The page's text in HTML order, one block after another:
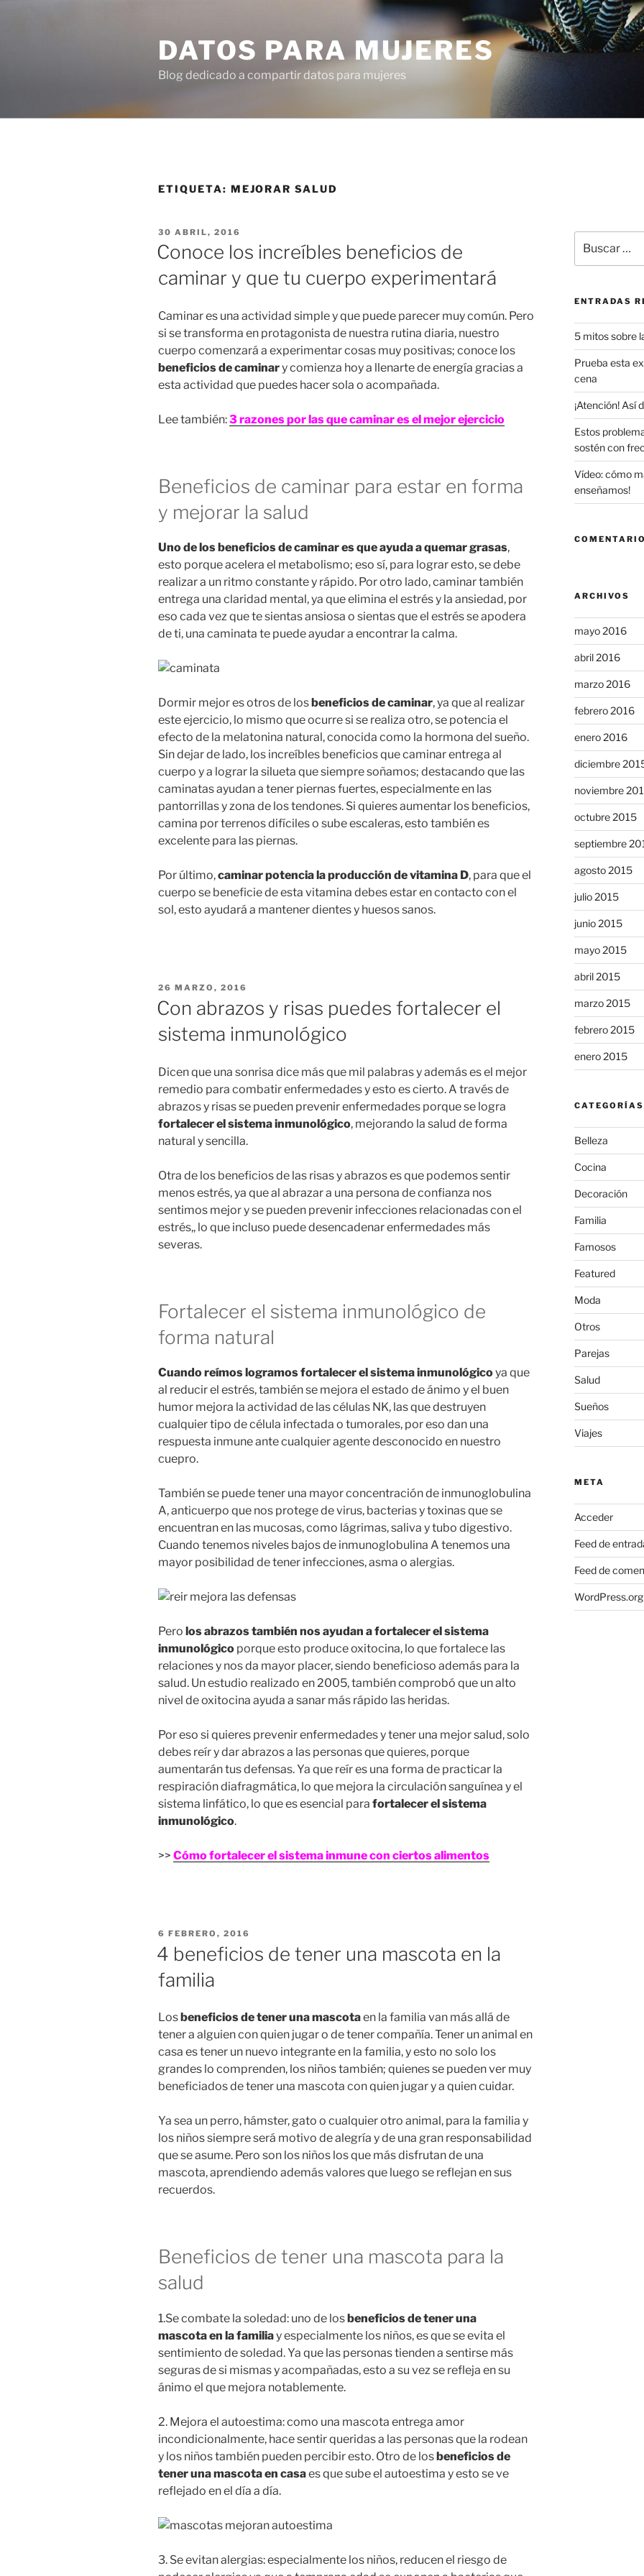
DATOS PARA MUJERES
Blog dedicado a compartir datos para mujeres
ETIQUETA: MEJORAR SALUD
PUBLICADO
EN
30 ABRIL, 2016
Conoce los increíbles beneficios de
caminar y que tu cuerpo experimentará
Caminar es una actividad simple y que puede parecer muy común. Pero
si se transforma en protagonista de nuestra rutina diaria, nuestro
cuerpo comenzará a experimentar cosas muy positivas; conoce los
beneficios de caminary comienza hoy a llenarte de energía gracias a
esta actividad que puedes hacer sola o acompañada.
Lee también:3 razones por las que caminar es el mejor ejercicio
Beneficios de caminar para estar en forma
y mejorar la salud
Uno de los beneficios de caminar es que ayuda a quemar grasas,
esto porque acelera el metabolismo; eso sí, para lograr esto, se debe
realizar a un ritmo constante y rápido. Por otro lado, caminar también
entrega una claridad mental, ya que elimina el estrés y la ansiedad, por
eso cada vez que te sientas ansiosa o sientas que el estrés se apodera
de ti, una caminata te puede ayudar a encontrar la calma.
Dormir mejor es otros de los beneficios de caminar, ya que al realizar
este ejercicio, lo mismo que ocurre si se realiza otro, se potencia el
efecto de la melatonina natural, conocida como la hormona del sueño.
Sin dejar de lado, los increíbles beneficios que caminar entrega al
cuerpo y a lograr la silueta que siempre soñamos; destacando que las
caminatas ayudan a tener piernas fuertes, especialmente en las
pantorrillas y zona de los tendones. Si quieres aumentar los beneficios,
camina por terrenos difíciles o sube escaleras, esto también es
excelente para las piernas.
Por último,caminar potencia la producción de vitamina D, para que el
cuerpo se beneficie de esta vitamina debes estar en contacto con el
sol, esto ayudará a mantener dientes y huesos sanos.
PUBLICADO
EN
26 MARZO, 2016
Con abrazos y risas puedes fortalecer el
sistema inmunológico
Dicen que una sonrisa dice más que mil palabras y además es el mejor
remedio para combatir enfermedades y esto es cierto. A través de
abrazos y risas se pueden prevenir enfermedades porque se logra
fortalecer el sistema inmunológico, mejorando la salud de forma
natural y sencilla.
Otra de los beneficios de las risas y abrazos es que podemos sentir
menos estrés, ya que al abrazar a una persona de confianza nos
sentimos mejor y se pueden prevenir infecciones relacionadas con el
estrés,, lo que incluso puede desencadenar enfermedades más
severas.
Fortalecer el sistema inmunológico de
forma natural
Cuando reímos logramos fortalecer el sistema inmunológicoya que
al reducir el estrés, también se mejora el estado de ánimo y el buen
humor mejora la actividad de las células NK, las que destruyen
cualquier tipo de célula infectada o tumorales, por eso dan una
respuesta inmune ante cualquier agente desconocido en nuestro
cuepro.
También se puede tener una mayor concentración de inmunoglobulina
A, anticuerpo que nos protege de virus, bacterias y toxinas que se
encuentran en las mucosas, como lágrimas, saliva y tubo digestivo.
Cuando tenemos niveles bajos de inmunoglobulina A tenemos una
mayor posibilidad de tener infecciones, asma o alergias.
Pero los abrazos también nos ayudan a fortalecer el sistema
inmunológico porque esto produce oxitocina, lo que fortalece las
relaciones y nos da mayor placer, siendo beneficioso además para la
salud. Un estudio realizado en 2005, también comprobó que un alto
nivel de oxitocina ayuda a sanar más rápido las heridas.
Por eso si quieres prevenir enfermedades y tener una mejor salud, solo
debes reír y dar abrazos a las personas que quieres, porque
aumentarán tus defensas. Ya que reír es una forma de practicar la
respiración diafragmática, lo que mejora la circulación sanguínea y el
sistema linfático, lo que es esencial para fortalecer el sistema
inmunológico.
>> Cómo fortalecer el sistema inmune con ciertos alimentos
PUBLICADO
EN
6 FEBRERO, 2016
4 beneficios de tener una mascota en la
familia
Los beneficios de tener una mascotaen la familia van más allá de
tener a alguien con quien jugar o de tener compañía. Tener un animal en
casa es tener un nuevo integrante en la familia, y esto no solo los
grandes lo comprenden, los niños también; quienes se pueden ver muy
beneficiados de tener una mascota con quien jugar y a quien cuidar.
Ya sea un perro, hámster, gato o cualquier otro animal, para la familia y
los niños siempre será motivo de alegría y de una gran responsabilidad
que se asume. Pero son los niños los que más disfrutan de una
mascota, aprendiendo además valores que luego se reflejan en sus
recuerdos.
Beneficios de tener una mascota para la
salud
1.Se combate la soledad: uno de losbeneficios de tener una
mascotaen la familiay especialmente los niños, es que se evita el
sentimiento de soledad. Ya que las personas tienden a sentirse más
seguras de si mismas y acompañadas, esto a su vez se refleja en su
ánimo el que mejora notablemente.
2. Mejora el autoestima: como una mascota entrega amor
incondicionalmente, hace sentir queridas a las personas que la rodean
y los niños también pueden percibir esto. Otro de losbeneficios de
tener una mascota en casaes que sube el autoestima y esto se ve
reflejado en el día a día.
3. Se evitan alergias: especialmente los niños, reducen el riesgo de
por:
ENTRADAS
5 mitos sobre
Prueba esta
cena
¡Atención! Así
Estos
sostén con
Vídeo: cómo
enseñamos!
ARCHIVOS
mayo 2016
abril 2016
marzo 2016
febrero 2016
enero 2016
diciembre
noviembre
octubre 2015
septiembre
agosto 2015
julio 2015
junio 2015
mayo 2015
abril 2015
marzo 2015
febrero 2015
enero 2015
CATEGORÍAS
Belleza
Cocina
Decoración
Familia
Famosos
Featured
Moda
Otros
Parejas
Salud
Sueños
Viajes
META
Acceder
Feed de
Feed de
WordPress.org